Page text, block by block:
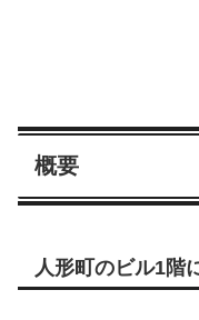
概要
人形町のビル1階